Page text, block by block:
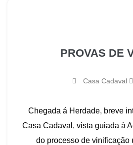
PROVAS DE
Casa Cadaval
Chegada á Herdade, breve
Casa Cadaval, vista guiada à
do processo de vinificação